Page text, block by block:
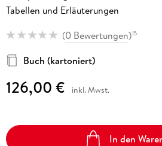
Tabellen und Erläuterungen
(0 Bewertungen)15
Buch (kartoniert)
126,00 € inkl. Mwst.
In den